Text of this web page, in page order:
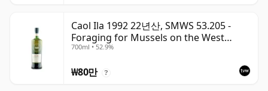
Caol Ila 1992 22년산, SMWS 53.205 -
Foraging for Mussels on the West
Coast
700ml • 52.9%
₩80만 ?